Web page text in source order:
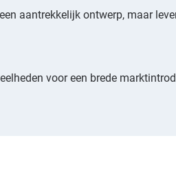
aantrekkelijk ontwerp, maar
voor een brede